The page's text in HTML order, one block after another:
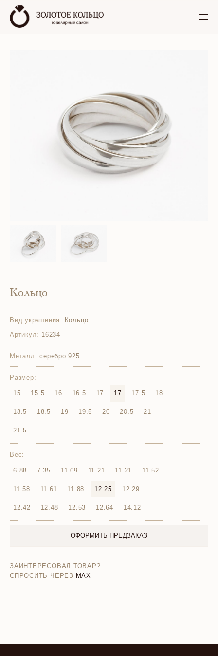
Кольцо
Вид украшения: Кольцо
Артикул: 16234
Металл: серебро 925
Размер:
15 15.5 16 16.5 17 17 17.5 18
18.5 18.5 19 19.5 20 20.5 21
21.5
Вес:
6.88 7.35 11.09 11.21 11.21 11.52
11.58 11.61 11.88 12.25 12.29
12.42 12.48 12.53 12.64 14.12
ОФОРМИТЬ ПРЕДЗАКАЗ
ЗАИНТЕРЕСОВАЛ ТОВАР?
СПРОСИТЬ ЧЕРЕЗ MAX